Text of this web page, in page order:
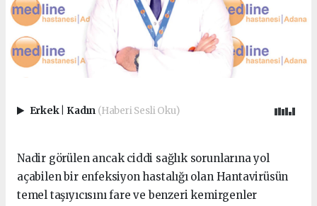
Erkek Kadın (Haberi Sesli Oku)
Nadir görülen ancak ciddi sağlık sorunlarına yol
açabilen bir enfeksiyon hastalığı olan Hantavirüsün
temel taşıyıcısını fare ve benzeri kemirgenler